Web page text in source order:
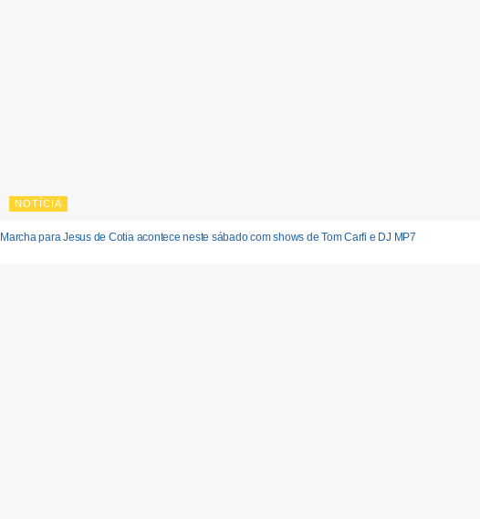
NOTÍCIA
Marcha para Jesus de Cotia acontece neste sábado com shows de Tom Carfi e DJ MP7